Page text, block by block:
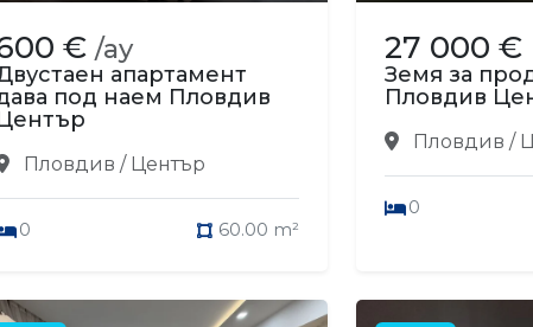
€ /ay
апартамент
под наем Пловдив
Пловдив / Център
0 60.00 m²
27 000 €
Земя за
Пловдив
Пловдив /
0